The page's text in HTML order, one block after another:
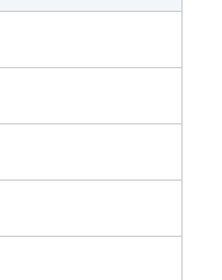
北上
徒歩45分